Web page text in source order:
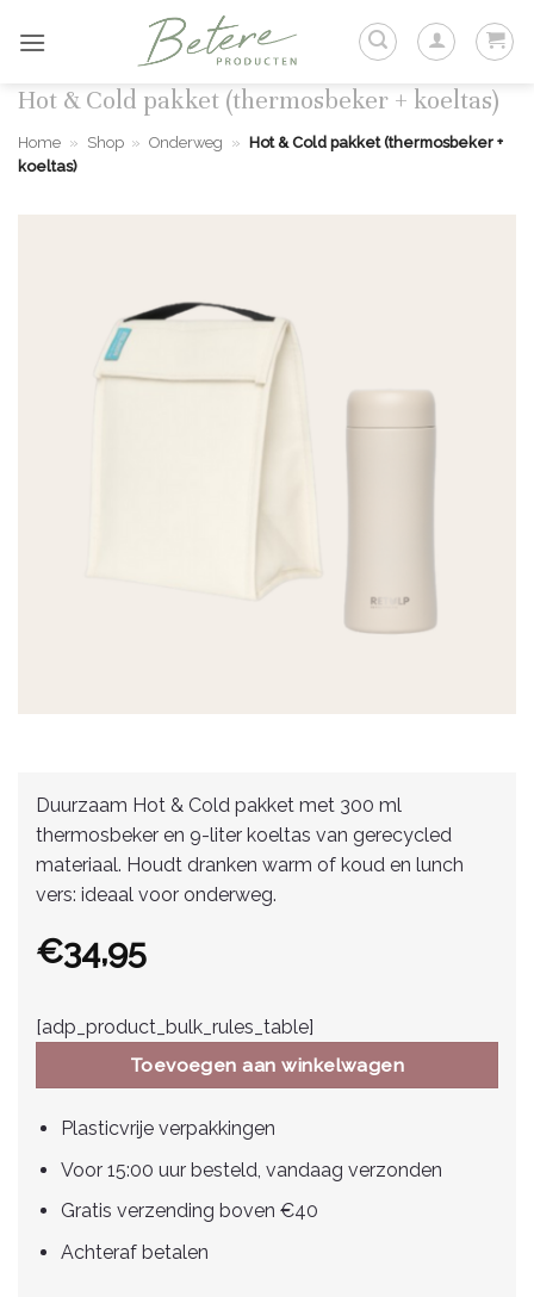
naar
Hot & Cold pakket (thermosbeker + koeltas)
Home » Shop » Onderweg » Hot & Cold pakket (thermosbeker +
koeltas)
Duurzaam Hot & Cold pakket met 300 ml
thermosbeker en 9-liter koeltas van gerecycled
materiaal. Houdt dranken warm of koud en lunch
vers: ideaal voor onderweg.
€34,95
[adp_product_bulk_rules_table]
Toevoegen aan winkelwagen
Plasticvrije verpakkingen
Voor 15:00 uur besteld, vandaag verzonden
Gratis verzending boven €40
Achteraf betalen